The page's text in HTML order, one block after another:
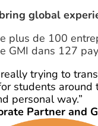
global
plus de 100
GMI dans 127
trying to
students around
personal way.”
Partner and